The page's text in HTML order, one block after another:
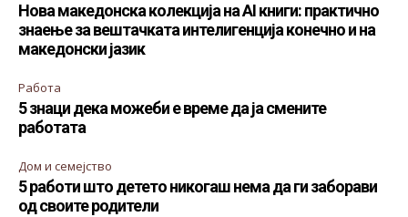
Нова македонска колекција на AI книги: практично
знаење за вештачката интелигенција конечно и на
македонски јазик
Работа
5 знаци дека можеби е време да ја смените
работата
Дом и семејство
5 работи што детето никогаш нема да ги заборави
од своите родители